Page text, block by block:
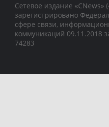
Сетевое издание «CNews»
зарегистрировано
сфере связи,
коммуникаций 09.11.2018
74283